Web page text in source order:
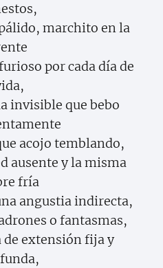
marchito en la
por cada día de
invisible que bebo
acojo temblando,
ausente y la misma
fría
angustia indirecta,
o fantasmas,
de extensión fija y